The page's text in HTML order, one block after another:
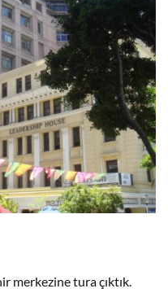
merkezine tura çıktık.